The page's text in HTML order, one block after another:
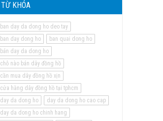
TỪ KHÓA
ban day da dong ho deo tay
ban day dong ho
ban quai dong ho
bán day da dong ho
chỗ nào bán dây đồng hồ
cần mua dây đồng hồ xịn
cửa hàng dây đồng hồ tại tphcm
day da dong ho
day da dong ho cao cap
day da dong ho chinh hang